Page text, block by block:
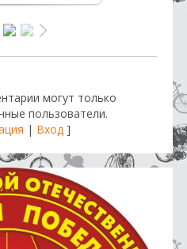
могут только
пользователи.
| Вход]